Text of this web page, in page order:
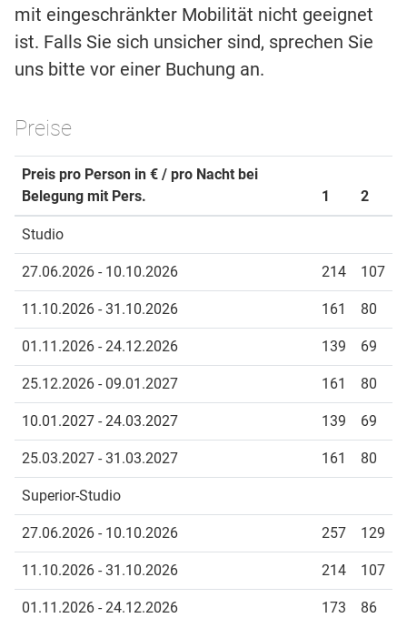
mit eingeschränkter Mobilität nicht geeignet
ist. Falls Sie sich unsicher sind, sprechen Sie
uns bitte vor einer Buchung an.
Preise
Preis pro Person in € / pro Nacht bei
Belegung mit Pers.
1 2
Studio
27.06.2026 - 10.10.2026 214 107
11.10.2026 - 31.10.2026 161 80
01.11.2026 - 24.12.2026 139 69
25.12.2026 - 09.01.2027 161 80
10.01.2027 - 24.03.2027 139 69
25.03.2027 - 31.03.2027 161 80
Superior-Studio
27.06.2026 - 10.10.2026 257 129
11.10.2026 - 31.10.2026 214 107
01.11.2026 - 24.12.2026 173 86